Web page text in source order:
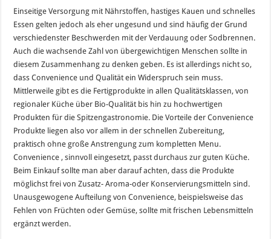
Einseitige Versorgung mit Nährstoffen, hastiges Kauen und schnelles
Essen gelten jedoch als eher ungesund und sind häufig der Grund
verschiedenster Beschwerden mit der Verdauung oder Sodbrennen.
Auch die wachsende Zahl von übergewichtigen Menschen sollte in
diesem Zusammenhang zu denken geben. Es ist allerdings nicht so,
dass Convenience und Qualität ein Widerspruch sein muss.
Mittlerweile gibt es die Fertigprodukte in allen Qualitätsklassen, von
regionaler Küche über Bio-Qualität bis hin zu hochwertigen
Produkten für die Spitzengastronomie. Die Vorteile der Convenience
Produkte liegen also vor allem in der schnellen Zubereitung,
praktisch ohne große Anstrengung zum kompletten Menu.
Convenience , sinnvoll eingesetzt, passt durchaus zur guten Küche.
Beim Einkauf sollte man aber darauf achten, dass die Produkte
möglichst frei von Zusatz- Aroma-oder Konservierungsmitteln sind.
Unausgewogene Aufteilung von Convenience, beispielsweise das
Fehlen von Früchten oder Gemüse, sollte mit frischen Lebensmitteln
ergänzt werden.